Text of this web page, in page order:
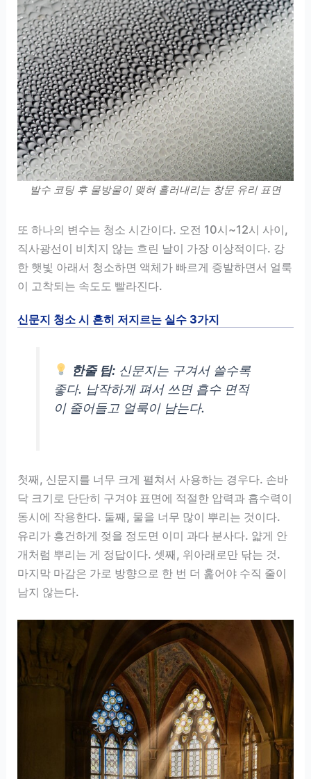
발수 코팅 후 물방울이 맺혀 흘러내리는 창문 유리 표면
또 하나의 변수는 청소 시간이다. 오전 10시~12시 사이,
직사광선이 비치지 않는 흐린 날이 가장 이상적이다. 강
한 햇빛 아래서 청소하면 액체가 빠르게 증발하면서 얼룩
이 고착되는 속도도 빨라진다.
신문지 청소 시 흔히 저지르는 실수 3가지
한줄 팁:신문지는 구겨서 쓸수록
좋다. 납작하게 펴서 쓰면 흡수 면적
이 줄어들고 얼룩이 남는다.
첫째, 신문지를 너무 크게 펼쳐서 사용하는 경우다. 손바
닥 크기로 단단히 구겨야 표면에 적절한 압력과 흡수력이
동시에 작용한다. 둘째, 물을 너무 많이 뿌리는 것이다.
유리가 흥건하게 젖을 정도면 이미 과다 분사다. 얇게 안
개처럼 뿌리는 게 정답이다. 셋째, 위아래로만 닦는 것.
마지막 마감은 가로 방향으로 한 번 더 훑어야 수직 줄이
남지 않는다.